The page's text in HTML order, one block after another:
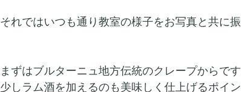
それではいつも通り教室の様子をお写真と共に
まずはブルターニュ地方伝統のクレープからで
少しラム酒を加えるのも美味しく仕上げるポイン